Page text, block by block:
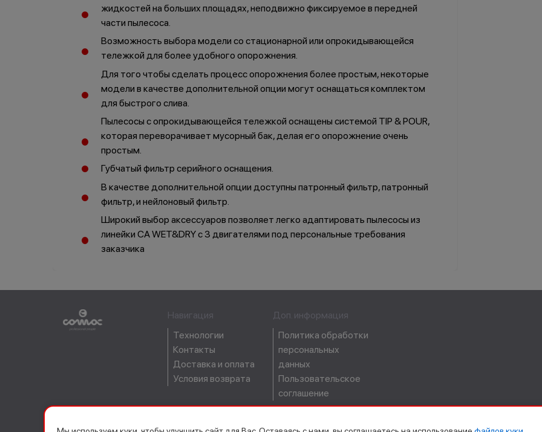
жидкостей на больших площадях, неподвижно фиксируемое в передней
части пылесоса.
Возможность выбора модели со стационарной или опрокидывающейся
тележкой для более удобного опорожнения.
Для того чтобы сделать процесс опорожнения более простым, некоторые
модели в качестве дополнительной опции могут оснащаться комплектом
для быстрого слива.
Пылесосы с опрокидывающейся тележкой оснащены системой TIP & POUR,
которая переворачивает мусорный бак, делая его опорожнение очень
простым.
Губчатый фильтр серийного оснащения.
В качестве дополнительной опции доступны патронный фильтр, патронный
фильтр, и нейлоновый фильтр.
Широкий выбор аксессуаров позволяет легко адаптировать пылесосы из
линейки CA WET&DRY с 3 двигателями под персональные требования
заказчика
Руководство по
Навигация
Технологии
Контакты
Доставка и оплата
Условия возврата
Доп. информация
Политика обработки
персональных
данных
Пользовательское
соглашение